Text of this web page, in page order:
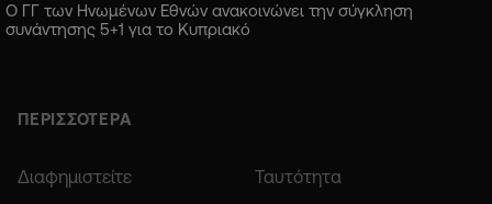
Ο ΓΓ των Ηνωμένων Εθνών ανακοινώνει την σύγκληση
συνάντησης 5+1 για το Κυπριακό
ΠΕΡΙΣΣΟΤΕΡΑ
Διαφημιστείτε Ταυτότητα